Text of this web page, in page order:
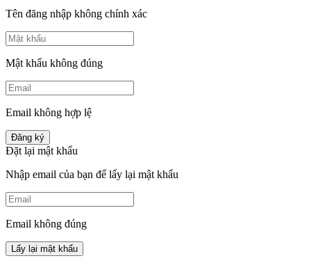
Tên đăng nhập không chính xác
Mật khẩu không đúng
Email không hợp lệ
Đăng ký
Đặt lại mật khẩu
Nhập email của bạn để lấy lại mật khẩu
Email không đúng
Lấy lại mật khẩu